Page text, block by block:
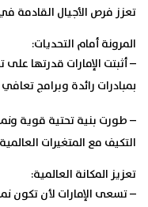
تعزز فرص الأجيال القادمة
المرونة أمام التحديات:
– أثبتت الإمارات قدرتها على
بمبادرات رائدة وبرامج
– طورت بنية تحتية قوية
التكيف مع المتغيرات
تعزيز المكانة العالمية:
– تسعى الإمارات لأن تكون